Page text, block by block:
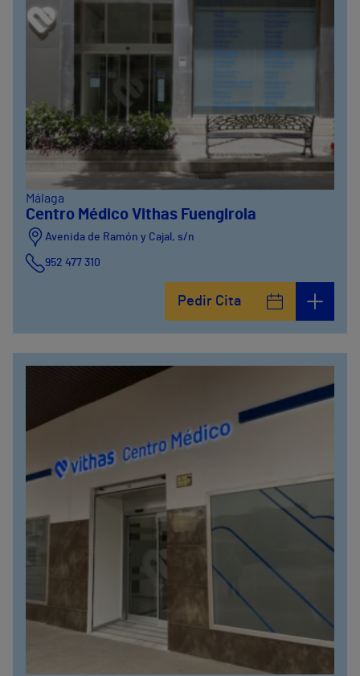
Málaga
Centro Médico Vithas Fuengirola
Avenida de Ramón y Cajal, s/n
952 477 310
Pedir Cita